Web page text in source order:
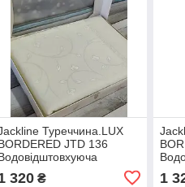
Туреччина.LUX
JTD 136
320₴ 1